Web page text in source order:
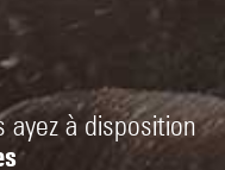
ayez à disposition